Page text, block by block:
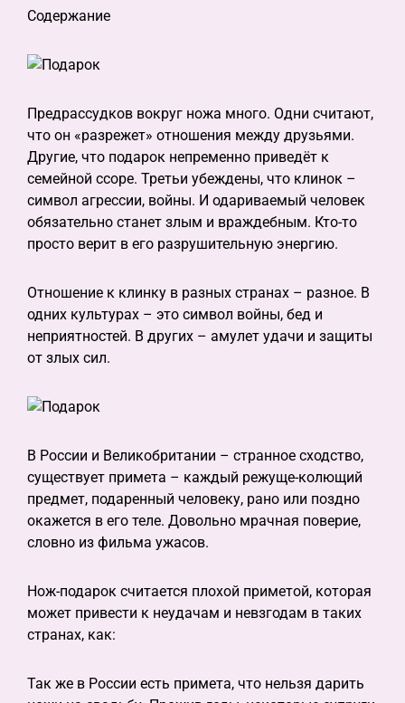
Содержание
Предрассудков вокруг ножа много. Одни считают,
что он «разрежет» отношения между друзьями.
Другие, что подарок непременно приведёт к
семейной ссоре. Третьи убеждены, что клинок –
символ агрессии, войны. И одариваемый человек
обязательно станет злым и враждебным. Кто-то
просто верит в его разрушительную энергию.
Отношение к клинку в разных странах – разное. В
одних культурах – это символ войны, бед и
неприятностей. В других – амулет удачи и защиты
от злых сил.
В России и Великобритании – странное сходство,
существует примета – каждый режуще-колющий
предмет, подаренный человеку, рано или поздно
окажется в его теле. Довольно мрачная поверие,
словно из фильма ужасов.
Нож-подарок считается плохой приметой, которая
может привести к неудачам и невзгодам в таких
странах, как:
Так же в России есть примета, что нельзя дарить